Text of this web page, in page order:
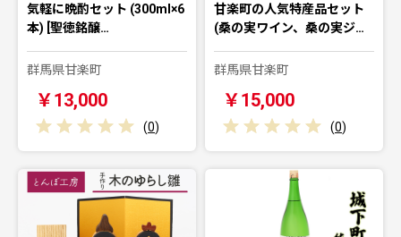
気軽に晩酌セット (300ml×6
本) [聖徳銘醸…
群馬県甘楽町
￥13,000
(0)
甘楽町の人気特産品セット
(桑の実ワイン、桑の実ジ…
群馬県甘楽町
￥15,000
(0)